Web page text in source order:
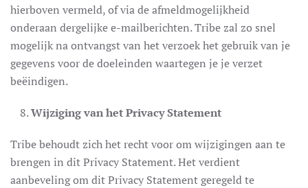
hierboven vermeld, of via de afmeldmogelijkheid
onderaan dergelijke e-mailberichten. Tribe zal zo snel
mogelijk na ontvangst van het verzoek het gebruik van je
gegevens voor de doeleinden waartegen je je verzet
beëindigen.
Wijziging van het Privacy Statement
Tribe behoudt zich het recht voor om wijzigingen aan te
brengen in dit Privacy Statement. Het verdient
aanbeveling om dit Privacy Statement geregeld te